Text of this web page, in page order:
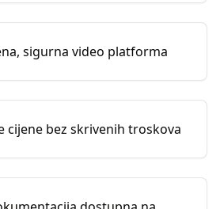
sigurna video platforma
cijene bez skrivenih troskova